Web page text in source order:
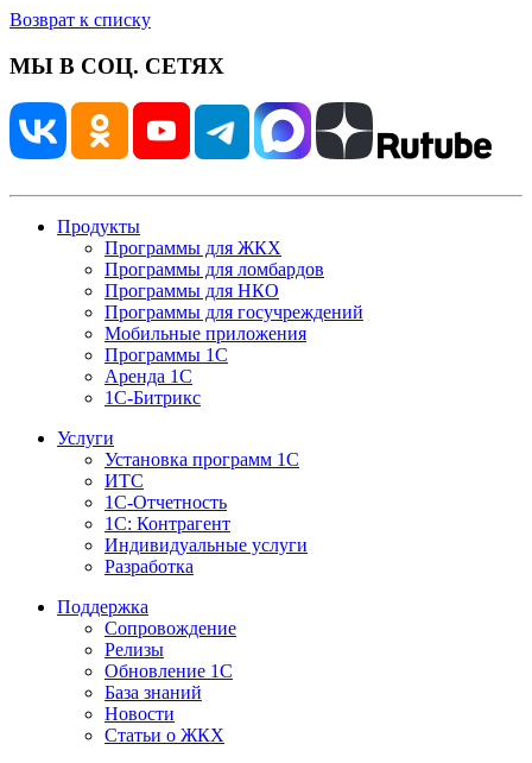
Возврат к списку
МЫ В СОЦ. СЕТЯХ
Продукты
Программы для ЖКХ
Программы для ломбардов
Программы для НКО
Программы для госучреждений
Мобильные приложения
Программы 1С
Аренда 1С
1С-Битрикс
Услуги
Установка программ 1С
ИТС
1С-Отчетность
1С: Контрагент
Индивидуальные услуги
Разработка
Поддержка
Сопровождение
Релизы
Обновление 1С
База знаний
Новости
Статьи о ЖКХ